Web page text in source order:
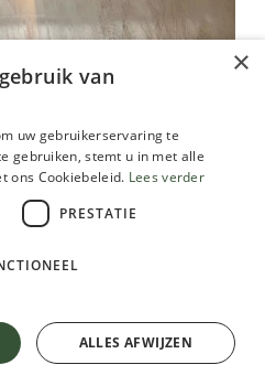
×
van
uw gebruikerservaring te
gebruiken, stemt u in met alle
ons Cookiebeleid. Lees verder
PRESTATIE
ALLES AFWIJZEN